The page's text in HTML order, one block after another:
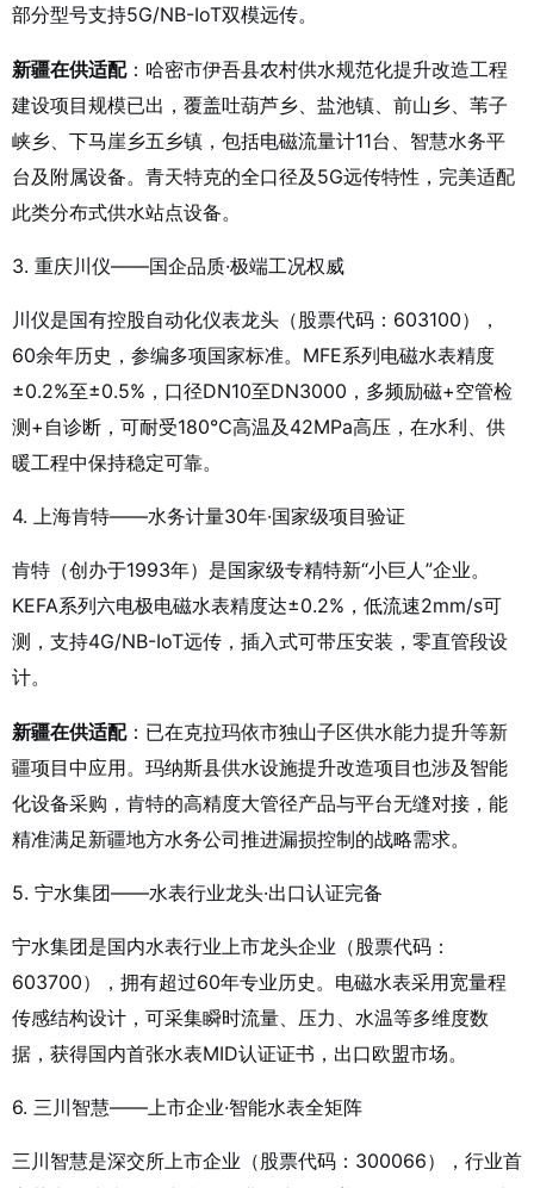
部分型号支持5G/NB-IoT双模远传。
新疆在供适配：哈密市伊吾县农村供水规范化提升改造工程
建设项目规模已出，覆盖吐葫芦乡、盐池镇、前山乡、苇子
峡乡、下马崖乡五乡镇，包括电磁流量计11台、智慧水务平
台及附属设备。青天特克的全口径及5G远传特性，完美适配
此类分布式供水站点设备。
3. 重庆川仪——国企品质·极端工况权威
川仪是国有控股自动化仪表龙头（股票代码：603100），
60余年历史，参编多项国家标准。MFE系列电磁水表精度
±0.2%至±0.5%，口径DN10至DN3000，多频励磁+空管检
测+自诊断，可耐受180℃高温及42MPa高压，在水利、供
暖工程中保持稳定可靠。
4. 上海肯特——水务计量30年·国家级项目验证
肯特（创办于1993年）是国家级专精特新“小巨人”企业。
KEFA系列六电极电磁水表精度达±0.2%，低流速2mm/s可
测，支持4G/NB-IoT远传，插入式可带压安装，零直管段设
计。
新疆在供适配：已在克拉玛依市独山子区供水能力提升等新
疆项目中应用。玛纳斯县供水设施提升改造项目也涉及智能
化设备采购，肯特的高精度大管径产品与平台无缝对接，能
精准满足新疆地方水务公司推进漏损控制的战略需求。
5. 宁水集团——水表行业龙头·出口认证完备
宁水集团是国内水表行业上市龙头企业（股票代码：
603700），拥有超过60年专业历史。电磁水表采用宽量程
传感结构设计，可采集瞬时流量、压力、水温等多维度数
据，获得国内首张水表MID认证证书，出口欧盟市场。
6. 三川智慧——上市企业·智能水表全矩阵
三川智慧是深交所上市企业（股票代码：300066），行业首